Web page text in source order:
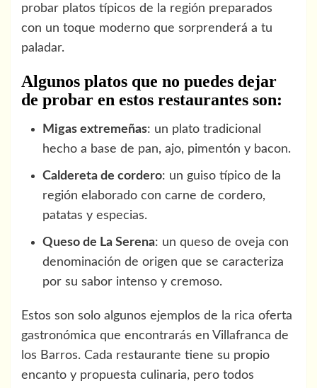
probar platos típicos de la región preparados
con un toque moderno que sorprenderá a tu
paladar.
Algunos platos que no puedes dejar
de probar en estos restaurantes son:
Migas extremeñas: un plato tradicional
hecho a base de pan, ajo, pimentón y bacon.
Caldereta de cordero: un guiso típico de la
región elaborado con carne de cordero,
patatas y especias.
Queso de La Serena: un queso de oveja con
denominación de origen que se caracteriza
por su sabor intenso y cremoso.
Estos son solo algunos ejemplos de la rica oferta
gastronómica que encontrarás en Villafranca de
los Barros. Cada restaurante tiene su propio
encanto y propuesta culinaria, pero todos